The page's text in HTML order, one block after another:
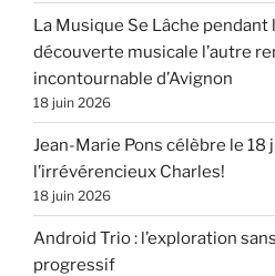
La Musique Se Lâche pendant
découverte musicale l’autre
incontournable d’Avignon
18 juin 2026
Jean-Marie Pons célèbre le 18
l’irrévérencieux Charles!
18 juin 2026
Android Trio : l’exploration
progressif